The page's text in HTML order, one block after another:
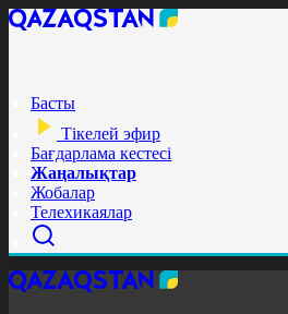
Басты
Тікелей эфир
Бағдарлама кестесі
Жаңалықтар
Жобалар
Телехикаялар